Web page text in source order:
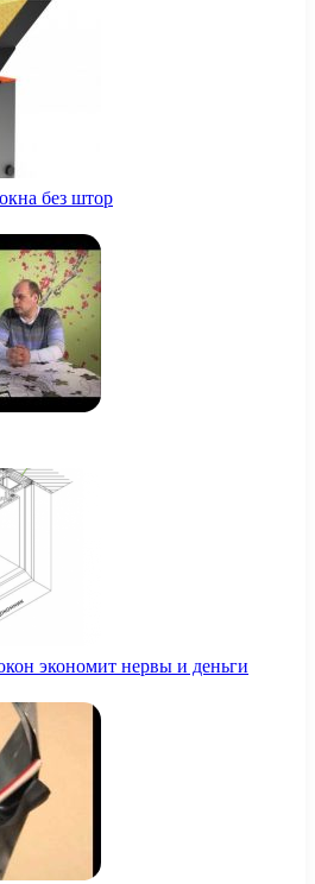
без штор
экономит нервы и деньги